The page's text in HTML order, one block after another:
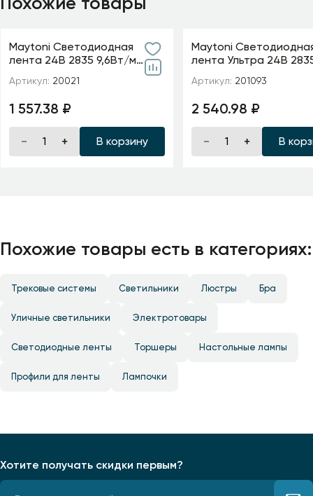
Maytoni Светодиодная
лента 24В 2835 9,6Вт/м
Артикул: 20021
1 557.38 ₽
В корзину
Maytoni
лента Ультра 24В
Артикул: 201093
2 540.98 ₽
В
Похожие товары есть в категориях:
Трековые системы Светильники Люстры Бра
Уличные светильники Электротовары
Светодиодные ленты Торшеры Настольные лампы
Профили для ленты Лампочки
Хотите получать скидки первым?